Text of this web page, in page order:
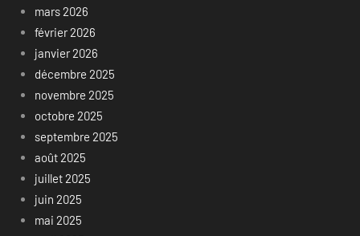
mars 2026
février 2026
janvier 2026
décembre 2025
novembre 2025
octobre 2025
septembre 2025
août 2025
juillet 2025
juin 2025
mai 2025